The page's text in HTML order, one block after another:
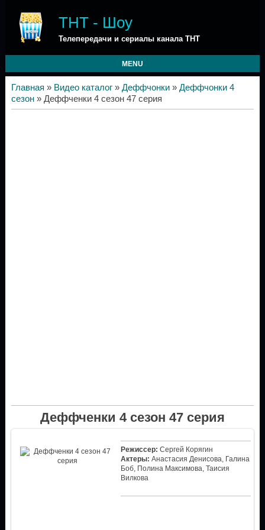
ТНТ - Шоу
Телепередачи и сериалы канала ТНТ
MENU
Главная » Видео каталог» Деффчонки» Деффчонки 4
сезон» Деффченки 4 сезон 47 серия
Деффченки 4 сезон 47 серия
Режиссер: Сергей Корягин
Актеры: Анастасия Денисова, Галина
Боб, Полина Максимова, Таисия
Вилкова